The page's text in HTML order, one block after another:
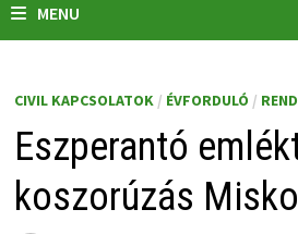
MENU
CIVIL KAPCSOLATOK/ ÉVFORDULÓ /
Eszperantó
koszorúzás